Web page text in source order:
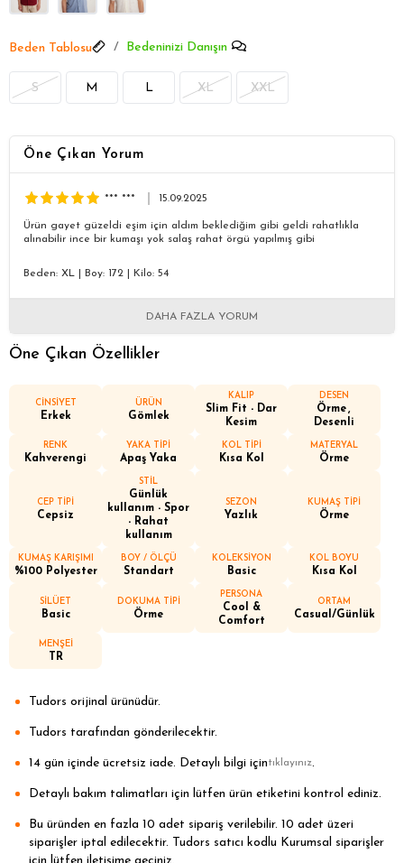
Beden Tablosu Bedeninizi Danışın
S M L XL XXL
Öne Çıkan Yorum
*** *** 15.09.2025
Ürün gayet güzeldi eşim için aldım beklediğim gibi geldi rahatlıkla
alınabilir ince bir kumaşı yok salaş rahat örgü yapılmış gibi
Beden: XL Boy: 172 Kilo: 54
DAHA FAZLA YORUM
Öne Çıkan Özellikler
CİNSİYET
Erkek
ÜRÜN
Gömlek
KALIP
Slim Fit - Dar
Kesim
DESEN
Örme
Desenli
RENK
Kahverengi
YAKA TİPİ
Apaş Yaka
KOL TİPİ
Kısa Kol
MATERYAL
Örme
CEP TİPİ
Cepsiz
STİL
Günlük
kullanım - Spor
- Rahat
kullanım
SEZON
Yazlık
KUMAŞ TİPİ
Örme
KUMAŞ KARIŞIMI
%100 Polyester
BOY / ÖLÇÜ
Standart
KOLEKSİYON
Basic
KOL BOYU
Kısa Kol
SİLÜET
Basic
DOKUMA TİPİ
Örme
PERSONA
Cool &
Comfort
ORTAM
Casual/Günlük
MENŞEİ
TR
Tudors orijinal ürünüdür.
Tudors tarafından gönderilecektir.
14 gün içinde ücretsiz iade. Detaylı bilgi içintıklayınız.
Detaylı bakım talimatları için lütfen ürün etiketini kontrol ediniz.
Bu üründen en fazla 10 adet sipariş verilebilir. 10 adet üzeri
siparişler iptal edilecektir. Tudors satıcı kodlu Kurumsal siparişler